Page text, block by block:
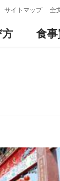
サイトマップ 全
食